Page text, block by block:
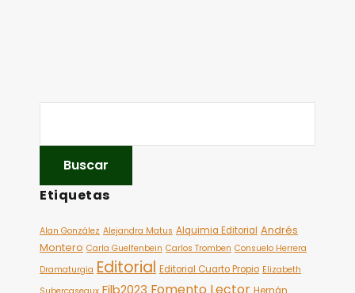
Etiquetas
Alan González Alejandra Matus Alquimia Editorial Andrés
Montero Carla Guelfenbein Carlos Tromben Consuelo Herrera
Dramaturgia Editorial Editorial Cuarto Propio Elizabeth
Filb2023